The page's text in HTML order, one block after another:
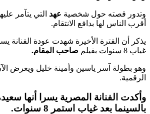
وتدور قصته حول شخصية عهد التي يتآمر
أقرب الناس لها بدافع الانتقام.
يذكر أن الفترة الأخيرة شهدت عودة الفنانة
غياب 8 سنوات بفيلم
صاحب المقام.
وهو بطولة آسر ياسين وأمينة خليل ويعرض
الرقمية.
وأكدت الفنانة المصرية يسرا أنها
بالسينما بعد غياب استمر 8 سنوات.